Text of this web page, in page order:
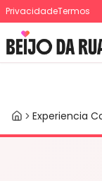
PrivacidadeTermos
HomeExperiencia